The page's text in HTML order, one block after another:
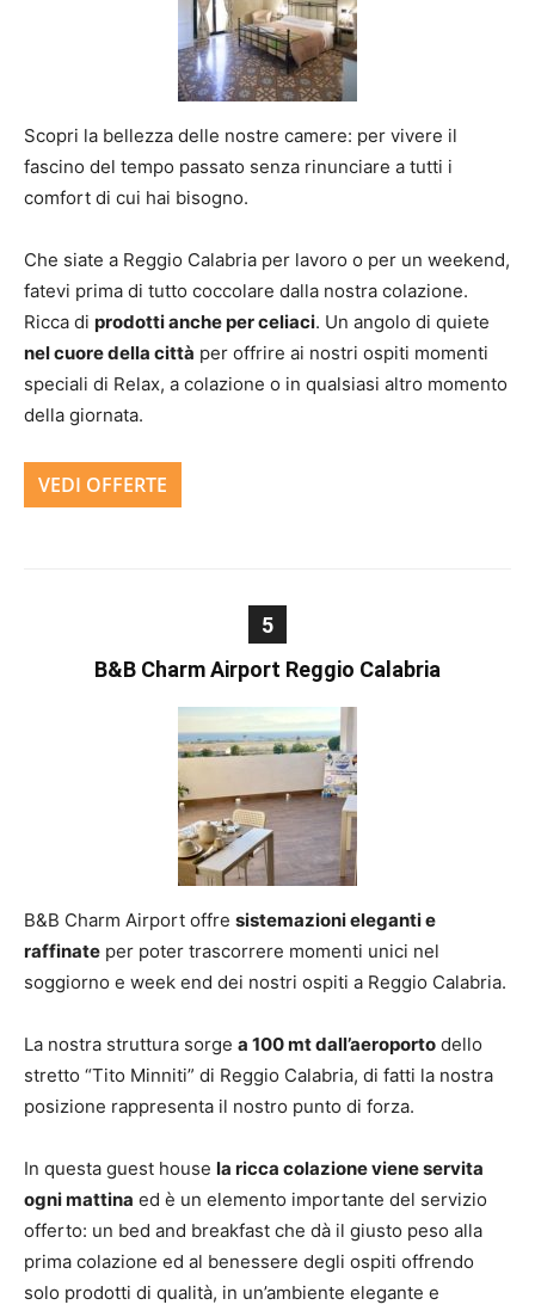
Scopri la bellezza delle nostre camere: per vivere il
fascino del tempo passato senza rinunciare a tutti i
comfort di cui hai bisogno.
Che siate a Reggio Calabria per lavoro o per un weekend,
fatevi prima di tutto coccolare dalla nostra colazione.
Ricca di prodotti anche per celiaci. Un angolo di quiete
nel cuore della città per offrire ai nostri ospiti momenti
speciali di Relax, a colazione o in qualsiasi altro momento
della giornata.
VEDI OFFERTE
5
B&B Charm Airport Reggio Calabria
B&B Charm Airport offre sistemazioni eleganti e
raffinate per poter trascorrere momenti unici nel
soggiorno e week end dei nostri ospiti a Reggio Calabria.
La nostra struttura sorge a 100 mt dall’aeroporto dello
stretto “Tito Minniti” di Reggio Calabria, di fatti la nostra
posizione rappresenta il nostro punto di forza.
In questa guest house la ricca colazione viene servita
ogni mattina ed è un elemento importante del servizio
offerto: un bed and breakfast che dà il giusto peso alla
prima colazione ed al benessere degli ospiti offrendo
solo prodotti di qualità, in un’ambiente elegante e